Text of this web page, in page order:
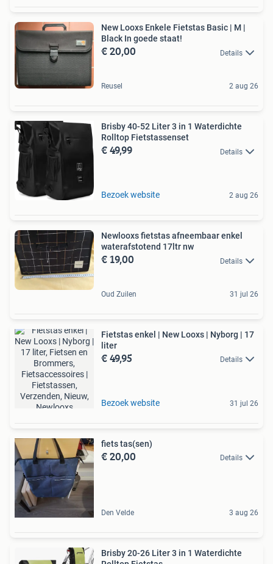
New Looxs Enkele Fietstas Basic | M |
Black In goede staat!
€ 20,00 Details
Reusel 2 aug 26
Brisby 40-52 Liter 3 in 1 Waterdichte
Rolltop Fietstassenset
€ 49,99 Details
Bezoek website 2 aug 26
Newlooxs fietstas afneembaar enkel
waterafstotend 17ltr nw
€ 19,00 Details
Oud Zuilen 31 jul 26
Fietstas enkel | New Looxs | Nyborg | 17
liter
€ 49,95 Details
Bezoek website 31 jul 26
fiets tas(sen)
€ 20,00 Details
Den Velde 3 aug 26
Brisby 20-26 Liter 3 in 1 Waterdichte